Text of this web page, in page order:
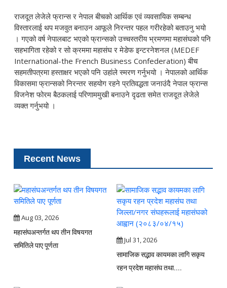
राजदूत लेजेले फ्रान्स र नेपाल बीचको आर्थिक एवं व्यवसायिक सम्बन्ध
विस्तारलाई थप मजवुत बनाउन आफूले निरन्तर पहल गरीरहेको बताउनु भयो
। गएको वर्ष नेपालबाट भएको फ्रान्सको उच्चस्तरीय भ्रमणमा महासंघको पनि
सहभागिता रहेको र सो क्रममा महासंघ र मेडेफ इन्टरनेशनल (MEDEF
International-the French Business Confederation) बीच
सहमतीपत्रमा हस्ताक्षर भएको पनि उहांले स्मरण गर्नुभयो । नेपालको आर्थिक
विकासमा फ्रान्सको निरन्तर सहयोग रहने प्रतिवद्धता जनाउंदै नेपाल फ्रान्स
विजनेश फोरम बैठकलाई परिणाममुखी बनाउने दृढता समेत राजदूत लेजेले
व्यक्त गर्नुभयो ।
Recent News
Aug 03, 2026
महासंघअन्तर्गत थप तीन विषयगत
समितिले पाए पूर्णता
Jul 31, 2026
सामाजिक सद्भाव कायमका लागि सकृय
रहन प्रदेश महासंघ तथा....